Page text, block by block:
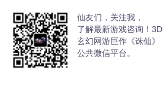
仙友们，关注我，
了解最新游戏咨询！3D
玄幻网游巨作《诛仙》
公共微信平台。